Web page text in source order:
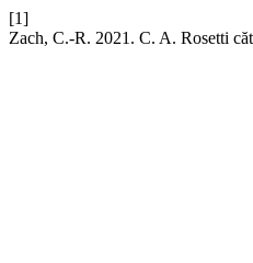
[1]
Zach, C.-R. 2021. C. A. Rosetti